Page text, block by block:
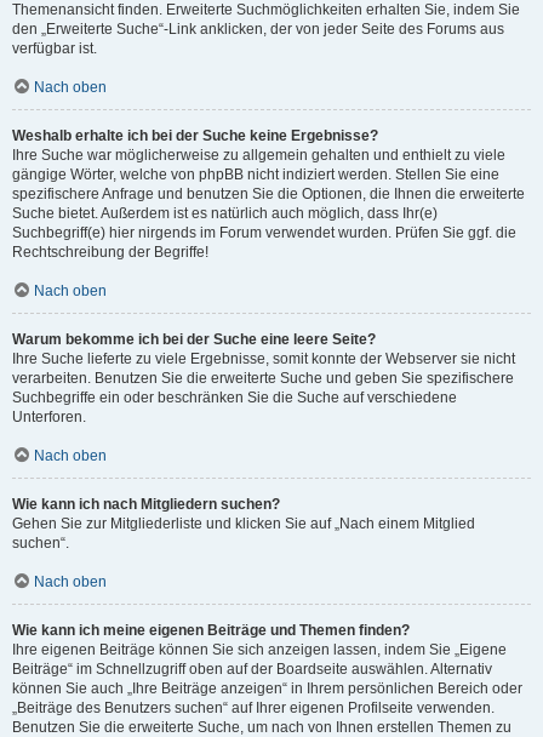
Themenansicht finden. Erweiterte Suchmöglichkeiten erhalten Sie, indem Sie
den „Erweiterte Suche“-Link anklicken, der von jeder Seite des Forums aus
verfügbar ist.
Nach oben
Weshalb erhalte ich bei der Suche keine Ergebnisse?
Ihre Suche war möglicherweise zu allgemein gehalten und enthielt zu viele
gängige Wörter, welche von phpBB nicht indiziert werden. Stellen Sie eine
spezifischere Anfrage und benutzen Sie die Optionen, die Ihnen die erweiterte
Suche bietet. Außerdem ist es natürlich auch möglich, dass Ihr(e)
Suchbegriff(e) hier nirgends im Forum verwendet wurden. Prüfen Sie ggf. die
Rechtschreibung der Begriffe!
Nach oben
Warum bekomme ich bei der Suche eine leere Seite?
Ihre Suche lieferte zu viele Ergebnisse, somit konnte der Webserver sie nicht
verarbeiten. Benutzen Sie die erweiterte Suche und geben Sie spezifischere
Suchbegriffe ein oder beschränken Sie die Suche auf verschiedene
Unterforen.
Nach oben
Wie kann ich nach Mitgliedern suchen?
Gehen Sie zur Mitgliederliste und klicken Sie auf „Nach einem Mitglied
suchen“.
Nach oben
Wie kann ich meine eigenen Beiträge und Themen finden?
Ihre eigenen Beiträge können Sie sich anzeigen lassen, indem Sie „Eigene
Beiträge“ im Schnellzugriff oben auf der Boardseite auswählen. Alternativ
können Sie auch „Ihre Beiträge anzeigen“ in Ihrem persönlichen Bereich oder
„Beiträge des Benutzers suchen“ auf Ihrer eigenen Profilseite verwenden.
Benutzen Sie die erweiterte Suche, um nach von Ihnen erstellen Themen zu